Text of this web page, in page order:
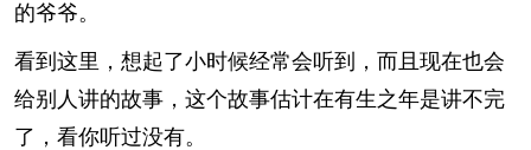
的爷爷。
看到这里，想起了小时候经常会听到，而且现在也会
给别人讲的故事，这个故事估计在有生之年是讲不完
了，看你听过没有。